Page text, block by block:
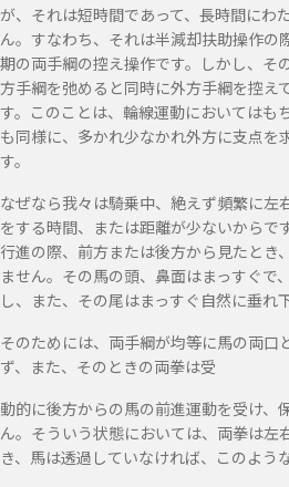
が、それは短時間であって、長時間にわ
ん。すなわち、それは半減却扶助操作の
期の両手綱の控え操作です。しかし、そ
方手綱を弛めると同時に外方手綱を控え
す。このことは、輪線運動においてはも
も同様に、多かれ少なかれ外方に支点を
す。
なぜなら我々は騎乗中、絶えず頻繁に左
をする時間、または距離が少ないからで
行進の際、前方または後方から見たとき
ません。その馬の頭、鼻面はまっすぐで
し、また、その尾はまっすぐ自然に垂れ
そのためには、両手綱が均等に馬の両口
ず、また、そのときの両拳は受
動的に後方からの馬の前進運動を受け、
ん。そういう状態においては、両拳は左
き、馬は透過していなければ、このよう